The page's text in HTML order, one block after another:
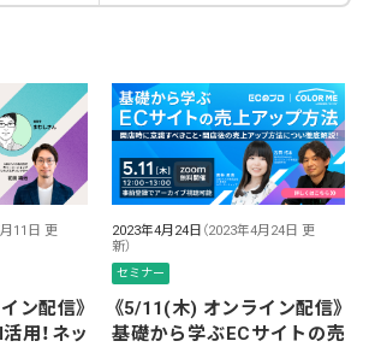
月11日 更
ン配信》
用！ネッ
2023年4月24日 （2023年4月24日 更
新）
セミナー
《5/11(木) オンライン配信》
基礎から学ぶECサイトの売